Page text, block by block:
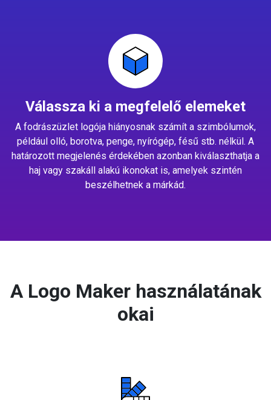
Válassza ki a megfelelő elemeket
A fodrászüzlet logója hiányosnak számít a szimbólumok,
például olló, borotva, penge, nyírógép, fésű stb. nélkül. A
határozott megjelenés érdekében azonban kiválaszthatja a
haj vagy szakáll alakú ikonokat is, amelyek szintén
beszélhetnek a márkád.
A Logo Maker használatának
okai